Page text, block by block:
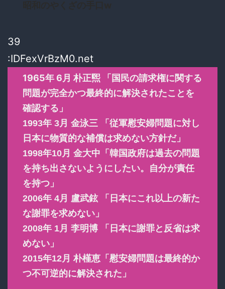
39
:IDFexVrBzM0.net
1965年 6月 朴正煕 「国民の請求権に関する
問題が完全かつ最終的に解決されたことを
確認する」
1993年 3月 金泳三 「従軍慰安婦問題に対し
日本に物質的な補償は求めない方針だ」
1998年10月 金大中「韓国政府は過去の問題
を持ち出さないようにしたい。自分が責任
を持つ」
2006年 4月 盧武鉉 「日本にこれ以上の新た
な謝罪を求めない」
2008年 1月 李明博 「日本に謝罪と反省は求
めない」
2015年12月 朴槿恵「慰安婦問題は最終的か
つ不可逆的に解決された」